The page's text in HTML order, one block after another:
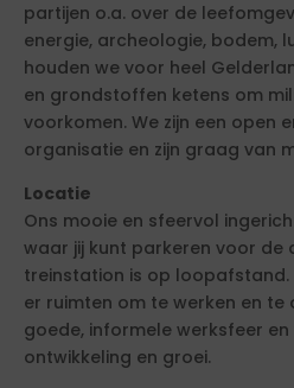
partijen o.a. over de
energie, archeologie, bodem,
houden we voor heel
en grondstoffen ketens om
voorkomen. We zijn een open
organisatie en zijn graag van
Locatie
Ons mooie en sfeervol
waar jij kunt parkeren voor de
treinstation is op loopafstand.
er ruimten om te werken en te
goede, informele werksfeer
ontwikkeling en groei.